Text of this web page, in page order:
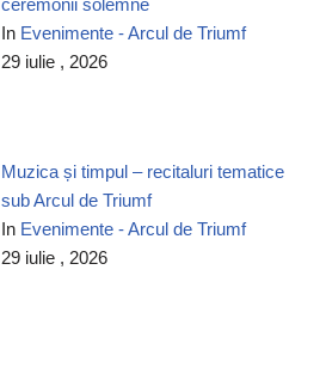
In Evenimente - Arcul de Triumf
29 iulie , 2026
Muzica și timpul – recitaluri tematice
sub Arcul de Triumf
In Evenimente - Arcul de Triumf
29 iulie , 2026